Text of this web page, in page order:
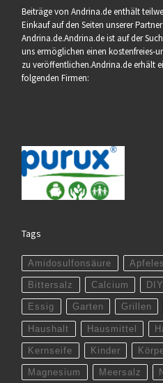
Beiträge von Andrina.de enthält
Einkauf auf den Seiten unserer
Andrina.de.Andrina.de ist auf der
uns ermöglichen einen kostenfreies-
zu veröffentlichen.Andrina.de erhält
folgenden Firmen:
Tags
Amidosulfonsäure
Bittersalz Calcium DIY
Essig Garten Grillen
Haushalt Hausmittel
Kernseife Kinder
Magnesium Meersalz